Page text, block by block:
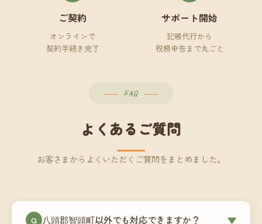
ご契約
オンラインで
契約手続き完了
サポート開始
記帳代行から
税務申告まで丸ごと
FAQ
よくあるご質問
お客さまからよくいただくご質問をまとめました。
Q 八頭郡智頭町以外でも対応できますか？ ▼